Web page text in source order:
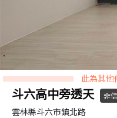
此為其
斗六高中旁透天 非
雲林縣斗六市鎮北路